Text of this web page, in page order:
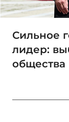
Сильное
лидер:
общества